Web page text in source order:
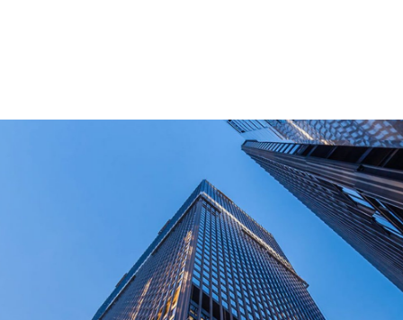
해당 제품들은 어떤 인증을 받았나요?